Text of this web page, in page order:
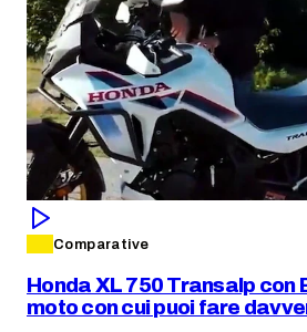
Comparative
Honda XL 750 Transalp con
moto con cui puoi fare